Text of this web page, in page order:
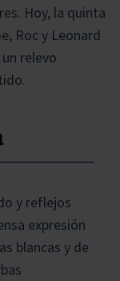
Hoy, la quinta
Roc y Leonard
relevo
y reflejos
expresión
blancas y de